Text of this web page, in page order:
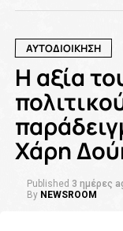
ΑΥΤΟΔΙΟΙΚΗΣΗ
Η αξία
Χάρη
Published 3 ημέρες
By NEWSROOM